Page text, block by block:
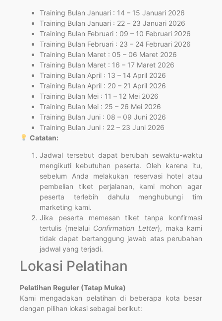
Training Bulan Januari : 14 – 15 Januari 2026
Training Bulan Januari : 22 – 23 Januari 2026
Training Bulan Februari : 09 – 10 Februari 2026
Training Bulan Februari : 23 – 24 Februari 2026
Training Bulan Maret : 05 – 06 Maret 2026
Training Bulan Maret : 16 – 17 Maret 2026
Training Bulan April : 13 – 14 April 2026
Training Bulan April : 20 – 21 April 2026
Training Bulan Mei : 11 – 12 Mei 2026
Training Bulan Mei : 25 – 26 Mei 2026
Training Bulan Juni : 08 – 09 Juni 2026
Training Bulan Juni : 22 – 23 Juni 2026
Catatan:
Jadwal tersebut dapat berubah sewaktu-waktu
mengikuti kebutuhan peserta. Oleh karena itu,
sebelum Anda melakukan reservasi hotel atau
pembelian tiket perjalanan, kami mohon agar
peserta terlebih dahulu menghubungi tim
marketing kami.
Jika peserta memesan tiket tanpa konfirmasi
tertulis (melalui Confirmation Letter), maka kami
tidak dapat bertanggung jawab atas perubahan
jadwal yang terjadi.
Lokasi Pelatihan
Pelatihan Reguler (Tatap Muka)
Kami mengadakan pelatihan di beberapa kota besar
dengan pilihan lokasi sebagai berikut: